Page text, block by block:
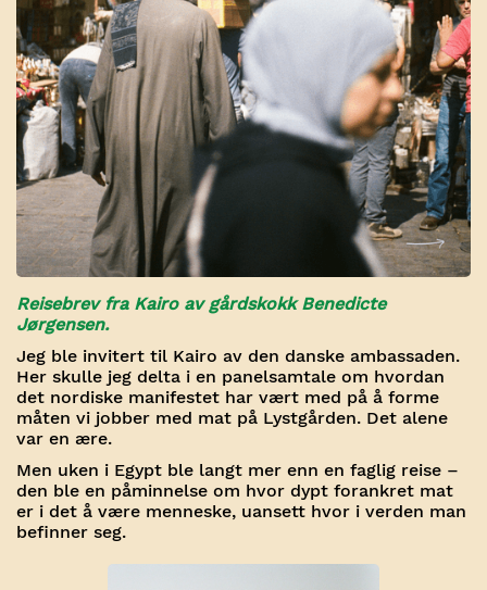
Reisebrev fra Kairo av gårdskokk Benedicte
Jørgensen.
Jeg ble invitert til Kairo av den danske ambassaden.
Her skulle jeg delta i en panelsamtale om hvordan
det nordiske manifestet har vært med på å forme
måten vi jobber med mat på Lystgården. Det alene
var en ære.
Men uken i Egypt ble langt mer enn en faglig reise –
den ble en påminnelse om hvor dypt forankret mat
er i det å være menneske, uansett hvor i verden man
befinner seg.